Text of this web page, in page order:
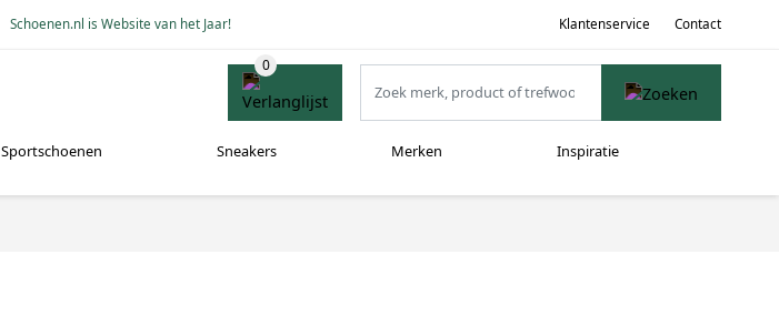
Schoenen.nl is Website van het Jaar! Klantenservice Contact
Sportschoenen Sneakers Merken Inspiratie